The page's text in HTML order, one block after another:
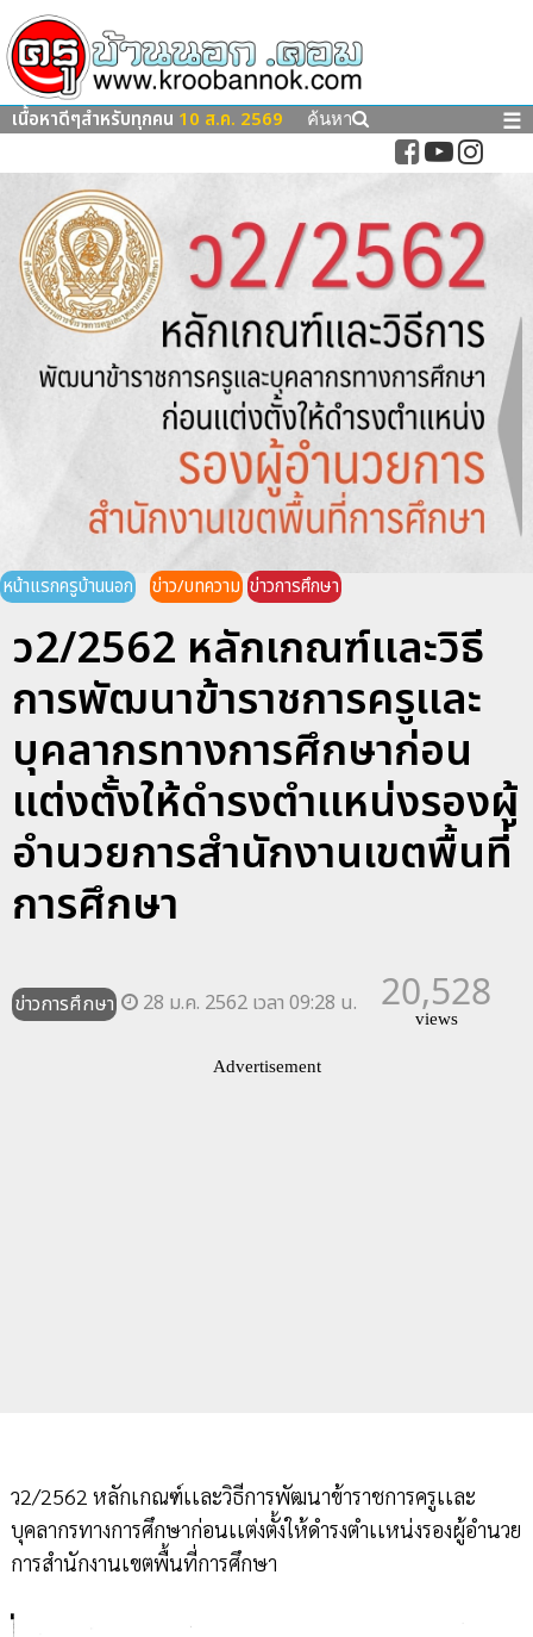
เนื้อหาดีๆสำหรับทุกคน 10 ส.ค. 2569 ค้นหา ☰
หน้าแรกครูบ้านนอก ข่าว/บทความ ข่าวการศึกษา
ว2/2562 หลักเกณฑ์เเละวิธี
การพัฒนาข้าราชการครูเเละ
บุคลากรทางการศึกษาก่อน
เเต่งตั้งให้ดำรงตำเเหน่งรองผู้
อำนวยการสำนักงานเขตพื้นที่
การศึกษา
ข่าวการศึกษา 28 ม.ค. 2562 เวลา 09:28 น. 20,528
views
Advertisement
ว2/2562 หลักเกณฑ์เเละวิธีการพัฒนาข้าราชการครูเเละ
บุคลากรทางการศึกษาก่อนเเต่งตั้งให้ดำรงตำเเหน่งรองผู้อำนวย
การสำนักงานเขตพื้นที่การศึกษา